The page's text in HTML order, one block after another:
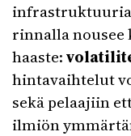
rinnalla
haaste:
hintavaihtelut
sekä pelaajiin
ilmiön